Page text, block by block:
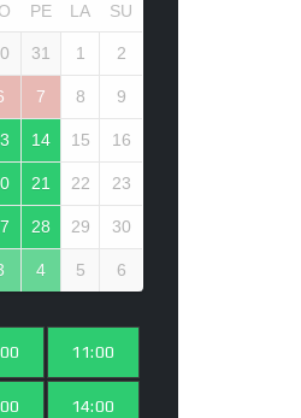
PE LA SU
31 1 2
7 8 9
14 15 16
21 22 23
28 29 30
4 5 6
11:00
14:00